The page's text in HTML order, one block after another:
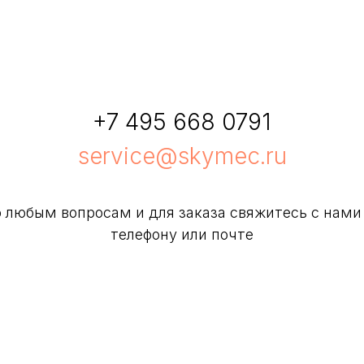
+7 495 668 0791
service@skymec.ru
любым вопросам и для заказа свяжитесь с нами
телефону или почте